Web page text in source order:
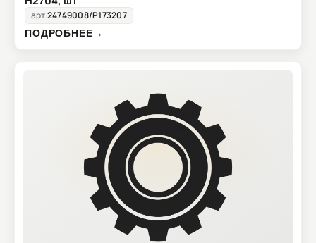
арт.24749008/P173207
ПОДРОБНЕЕ→